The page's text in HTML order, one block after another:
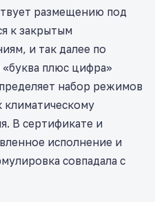
размещению под
к закрытым
и так далее по
плюс цифра»
набор режимов
климатическому
В сертификате и
исполнение и
совпадала с